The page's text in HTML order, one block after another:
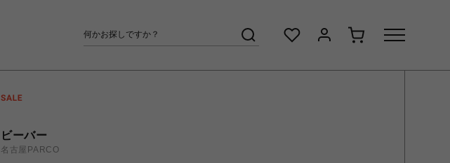
ビーバー
名古屋PARCO